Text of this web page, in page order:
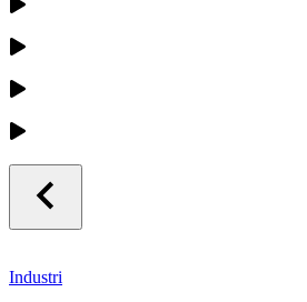
Industri